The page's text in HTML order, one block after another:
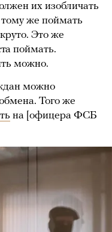
их изобличать
тому же поймать
Это же
поймать.
можно.
можно
Того же
на [офицера ФСБ